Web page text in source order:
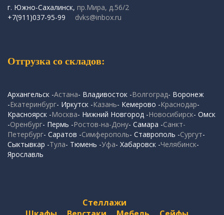
г. Южно-Сахалинск, пр.Мира, д.56/2
+7(911)037-95-99
dvks@inbox.ru
Отгрузка со складов:
Архангельск -Астана- Владивосток -Волгоград- Воронеж
-Екатеринбург- Иркутск -Казань- Кемерово -Краснодар-
Красноярск -Москва- Нижний Новгород -Новосибирск- Омск
-Оренбург- Пермь -Ростов-на-Дону- Самара -Санкт-
Петербург- Саратов -Симферополь- Ставрополь -Сургут-
Сыктывкар -Тула- Тюмень -Уфа- Хабаровск -Челябинск-
Ярославль
Стеллажи